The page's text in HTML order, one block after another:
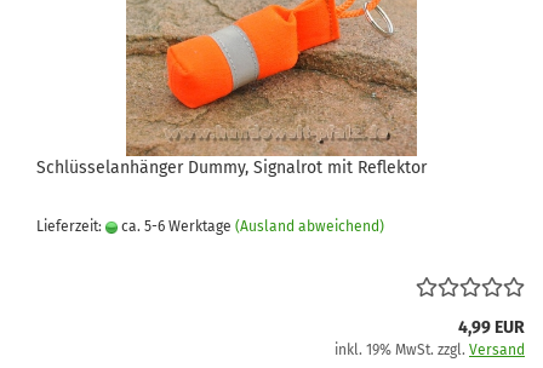
Schlüsselanhänger Dummy, Signalrot mit Reflektor
Lieferzeit: ca. 5-6 Werktage (Ausland abweichend)
4,99 EUR
inkl. 19% MwSt. zzgl. Versand